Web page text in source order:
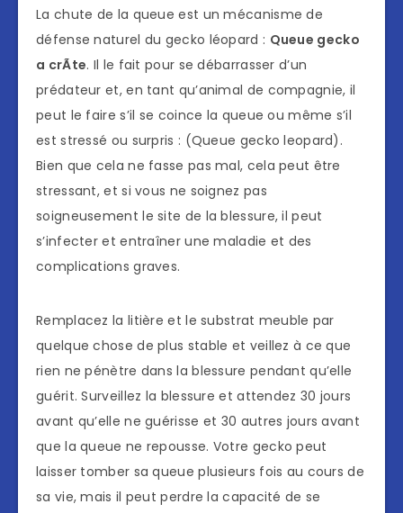
La chute de la queue est un mécanisme de
défense naturel du gecko léopard : Queue gecko
a crÃte. Il le fait pour se débarrasser d’un
prédateur et, en tant qu’animal de compagnie, il
peut le faire s’il se coince la queue ou même s’il
est stressé ou surpris : (Queue gecko leopard).
Bien que cela ne fasse pas mal, cela peut être
stressant, et si vous ne soignez pas
soigneusement le site de la blessure, il peut
s’infecter et entraîner une maladie et des
complications graves.
Remplacez la litière et le substrat meuble par
quelque chose de plus stable et veillez à ce que
rien ne pénètre dans la blessure pendant qu’elle
guérit. Surveillez la blessure et attendez 30 jours
avant qu’elle ne guérisse et 30 autres jours avant
que la queue ne repousse. Votre gecko peut
laisser tomber sa queue plusieurs fois au cours de
sa vie, mais il peut perdre la capacité de se